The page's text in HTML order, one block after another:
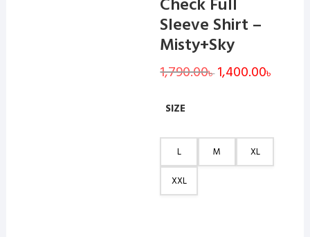
Sleeve Shirt –
Misty+Sky
1,790.00৳ Original
price
1,400.00৳
SIZE
L M
XL
XXL